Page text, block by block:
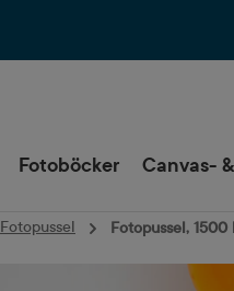
Fotoböcker Canvas-
Fotopussel Fotopussel,